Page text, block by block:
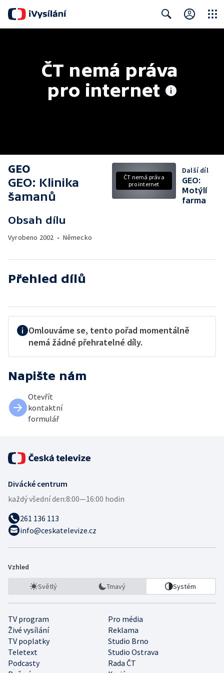
ČT nemá práva
pro internet
GEO
GEO: Klinika
šamanů
Obsah dílu
Vyrobeno 2002 • Německo
ČT nemá práva
pro internet
Další díl
GEO:
Motýlí
farma
Přehled dílů
Omlouváme se, tento pořad momentálně
nemá žádné přehratelné díly.
Napište nám
Otevřít
kontaktní
formulář
Divácké centrum
každý všední den:8:00—16:00 hodin
261 136 113
info@ceskatelevize.cz
Vzhled
Světlý Tmavý Systém
TV program
Pro média
Živé vysílání
Reklama
TV poplatky
Studio Brno
Teletext
Studio Ostrava
Podcasty
Rada ČT